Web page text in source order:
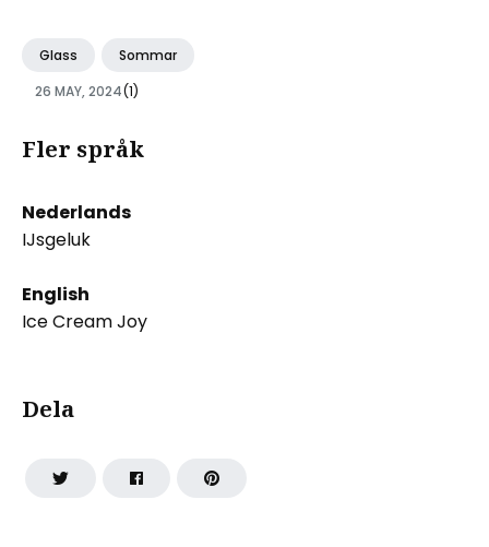
Glass
Sommar
26 MAY, 2024(1)
Fler språk
Nederlands
IJsgeluk
English
Ice Cream Joy
Dela